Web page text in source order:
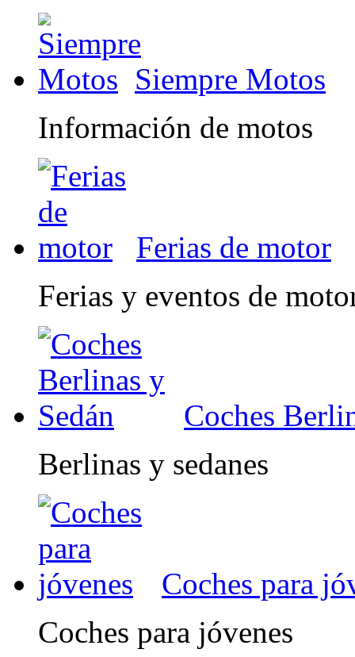
Siempre Motos
Información de motos
Ferias de motor
Ferias y eventos de
Coches
Berlinas y sedanes
Coches para
Coches para jóvenes